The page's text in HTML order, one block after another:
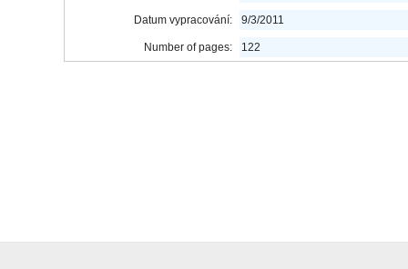
Datum vypracování: 9/3/2011
Number of pages: 122